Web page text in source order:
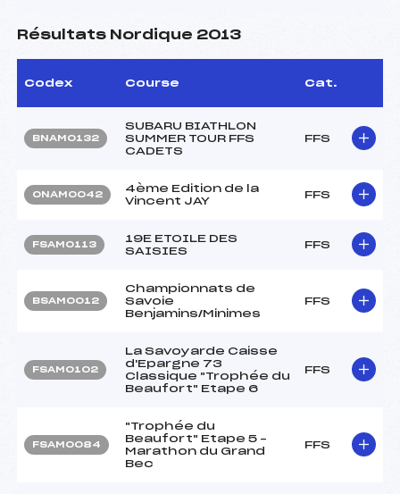
Résultats Nordique 2013
Codex Course Cat.
BNAM0132
SUBARU BIATHLON
SUMMER TOUR FFS
CADETS
FFS
ONAM0042
4ème Edition de la
Vincent JAY
FFS
FSAM0113
19E ETOILE DES
SAISIES
FFS
BSAM0012
Championnats de
Savoie
Benjamins/Minimes
FFS
FSAM0102
La Savoyarde Caisse
d'Epargne 73
Classique "Trophée du
Beaufort" Etape 6
FFS
FSAM0084
"Trophée du
Beaufort" Etape 5 –
Marathon du Grand
Bec
FFS